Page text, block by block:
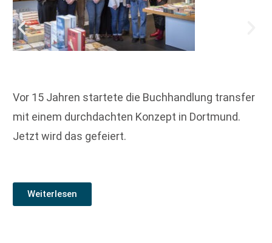
Vor 15 Jahren startete die Buchhandlung transfer
mit einem durchdachten Konzept in Dortmund.
Jetzt wird das gefeiert.
Weiterlesen